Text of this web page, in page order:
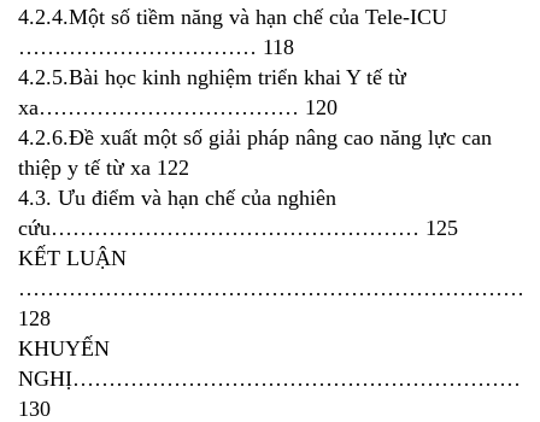
4.2.4.Một số tiềm năng và hạn chế của Tele-ICU
…………………………… 118
4.2.5.Bài học kinh nghiệm triển khai Y tế từ
xa……………………………… 120
4.2.6.Đề xuất một số giải pháp nâng cao năng lực can
thiệp y tế từ xa 122
4.3. Ưu điểm và hạn chế của nghiên
cứu…………………………………………… 125
KẾT LUẬN
128
KHUYẾN
130